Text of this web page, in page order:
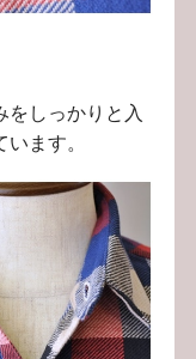
をしっかりと入
ます。